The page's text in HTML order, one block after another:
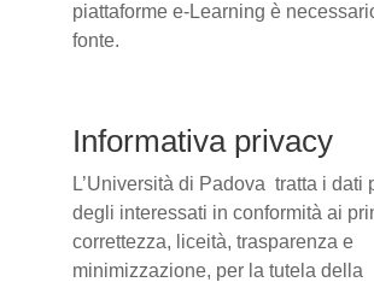
piattaforme e-Learning è
fonte.
Informativa privacy
L’Università di Padova tratta i dati
degli interessati in conformità ai
correttezza, liceità, trasparenza e
minimizzazione, per la tutela della